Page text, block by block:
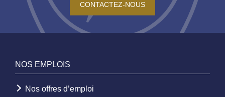
CONTACTEZ-NOUS
NOS EMPLOIS
Nos offres d’emploi